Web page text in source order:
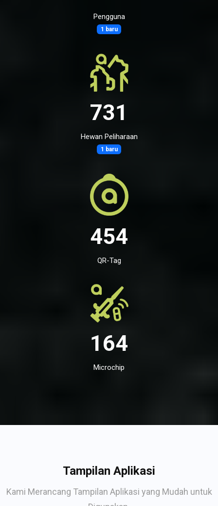
Pengguna
1 baru
731
Hewan Peliharaan
1 baru
454
QR-Tag
164
Microchip
Tampilan Aplikasi
Kami Merancang Tampilan Aplikasi yang Mudah untuk